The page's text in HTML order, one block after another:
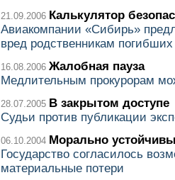
21.09.2006 Калькулятор
Авиакомпании «Сибирь»
вред родственникам
16.08.2006 Жалобная пауза
Медлительным прокурорам
28.07.2005 В закрытом доступе
Судьи против публикации
06.10.2004 Морально
Государство согласилось
материальные потери